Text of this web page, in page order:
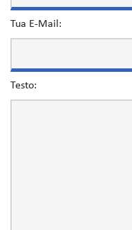
Tua E-Mail:
Testo: